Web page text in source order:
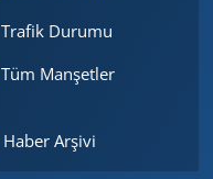
Trafik Durumu
Tüm Manşetler
Haber Arşivi